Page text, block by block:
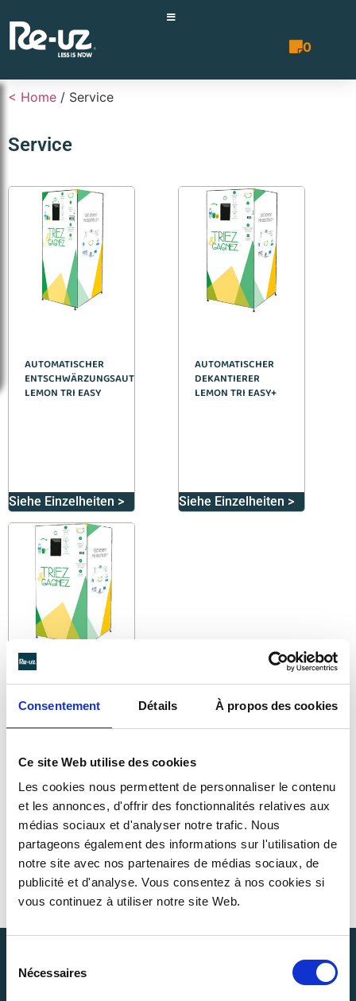
Consentement Détails À propos des cookies
Ce site Web utilise des cookies
Les cookies nous permettent de personnaliser le contenu
et les annonces, d'offrir des fonctionnalités relatives aux
médias sociaux et d'analyser notre trafic. Nous
partageons également des informations sur l'utilisation de
notre site avec nos partenaires de médias sociaux, de
publicité et d'analyse. Vous consentez à nos cookies si
vous continuez à utiliser notre site Web.
Nécessaires
0
< Home / Service
Service
AUTOMATISCHER
ENTSCHWÄRZUNGSAUTOMAT
LEMON TRI EASY
Siehe Einzelheiten >
AUTOMATISCHER
DEKANTIERER
LEMON TRI EASY+
Siehe Einzelheiten >
LEMON TRI
OUTDOOR
AUTOMATISCHE
Siehe Einzelheiten >